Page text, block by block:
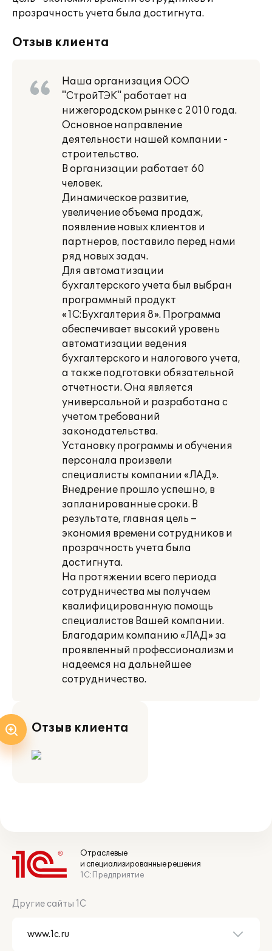
прозрачность учета была достигнута.
Отзыв клиента
Наша организация ООО
"СтройТЭК" работает на
нижегородском рынке с 2010 года.
Основное направление
деятельности нашей компании -
строительство.
В организации работает 60
человек.
Динамическое развитие,
увеличение объема продаж,
появление новых клиентов и
партнеров, поставило перед нами
ряд новых задач.
Для автоматизации
бухгалтерского учета был выбран
программный продукт
«1С:Бухгалтерия 8». Программа
обеспечивает высокий уровень
автоматизации ведения
бухгалтерского и налогового учета,
а также подготовки обязательной
отчетности. Она является
универсальной и разработана с
учетом требований
законодательства.
Установку программы и обучения
персонала произвели
специалисты компании «ЛАД».
Внедрение прошло успешно, в
запланированные сроки. В
результате, главная цель –
экономия времени сотрудников и
прозрачность учета была
достигнута.
На протяжении всего периода
сотрудничества мы получаем
квалифицированную помощь
специалистов Вашей компании.
Благодарим компанию «ЛАД» за
проявленный профессионализм и
надеемся на дальнейшее
сотрудничество.
Отзыв клиента
Отраслевые
и специализированные решения
1С:Предприятие
Другие сайты 1С